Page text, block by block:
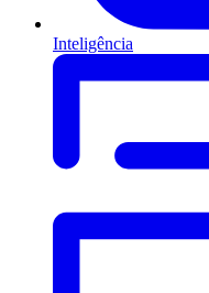
Inteligência